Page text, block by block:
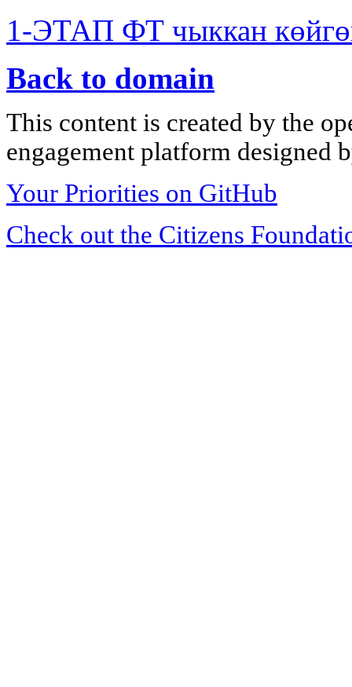
1-ЭТАП ФТ чыккан
Back to domain
This content is created by the
engagement platform designed
Your Priorities on GitHub
Check out the Citizens